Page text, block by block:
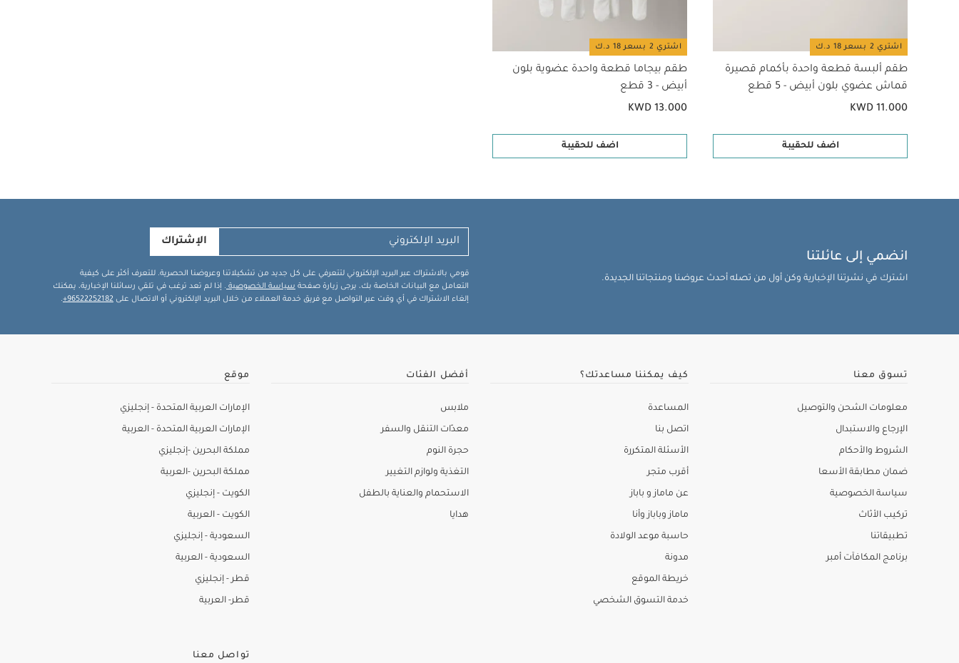
اشتري 2 بسعر 18 د.ك
طقم ألبسة قطعة واحدة بأكمام قصيرة
قماش عضوي بلون أبيض - 5 قطع
KWD 11.000
اضف للحقيبة
اشتري 2 بسعر 18 د.ك
طقم بيجاما قطعة واحدة عضوية بلون
أبيض - 3 قطع
KWD 13.000
اضف للحقيبة
انضمي إلى عائلتنا
اشترك في نشرتنا الإخبارية وكن أول من تصله أحدث عروضنا ومنتجاتنا الجديدة.
الإشتراك
قومي بالاشتراك عبر البريد الإلكتروني لتتعرفي على كل جديد من تشكيلاتنا وعروضنا الحصرية. للتعرف أكثر على كيفية
التعامل مع البيانات الخاصة بك، يرجى زيارة صفحة سياسة الخصوصية . إذا لم تعد ترغب في تلقي رسائلنا الإخبارية، يمكنك
إلغاء الاشتراك في أي وقت عبر التواصل مع فريق خدمة العملاء من خلال البريد الإلكتروني أو الاتصال على 96522252182+
.
تسوق معنا
معلومات الشحن والتوصيل
الإرجاع والاستبدال
الشروط والأحكام
ضمان مطابقة الأسعا
سياسة الخصوصية
تركيب الأثاث
تطبيقاتنا
برنامج المكافآت أمبر
كيف يمكننا مساعدتك؟
المساعدة
اتصل بنا
الأسئلة المتكررة
أقرب متجر
عن ماماز و باباز
ماماز وباباز وأنا
حاسبة موعد الولادة
مدونة
خريطة الموقع
خدمة التسوق الشخصي
أفضل الفئات
ملابس
معدّات التنقل والسفر
حجرة النوم
التغذية ولوازم التغيير
الاستحمام والعناية بالطفل
هدايا
موقع
الإمارات العربية المتحدة - إنجليزي
الإمارات العربية المتحدة - العربية
مملكة البحرين -إنجليزي
مملكة البحرين -العربية
الكويت - إنجليزي
الكويت - العربية
السعودية - إنجليزي
السعودية - العربية
قطر - إنجليزي
قطر- العربية
تواصل معنا